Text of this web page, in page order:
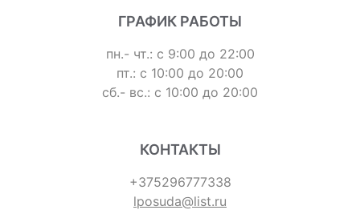
ГРАФИК РАБОТЫ
пн.- чт.: с 9:00 до 22:00
пт.: с 10:00 до 20:00
сб.- вс.: с 10:00 до 20:00
КОНТАКТЫ
+375296777338
lposuda@list.ru